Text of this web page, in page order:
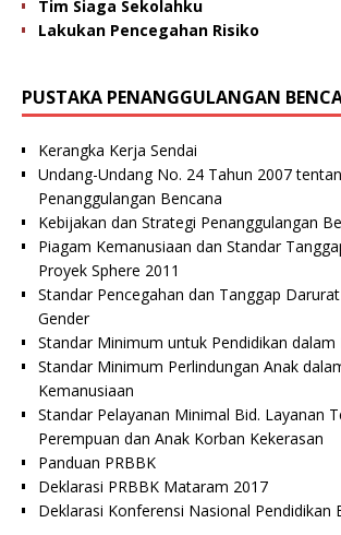
Tim Siaga Sekolahku
Lakukan Pencegahan Risiko
PUSTAKA PENANGGULANGAN
Kerangka Kerja Sendai
Undang-Undang No. 24 Tahun 2007
Penanggulangan Bencana
Kebijakan dan Strategi Penanggulangan
Piagam Kemanusiaan dan Standar
Proyek Sphere 2011
Standar Pencegahan dan Tanggap
Gender
Standar Minimum untuk Pendidikan
Standar Minimum Perlindungan Anak
Kemanusiaan
Standar Pelayanan Minimal Bid. Layanan
Perempuan dan Anak Korban Kekerasan
Panduan PRBBK
Deklarasi PRBBK Mataram 2017
Deklarasi Konferensi Nasional Pendidikan